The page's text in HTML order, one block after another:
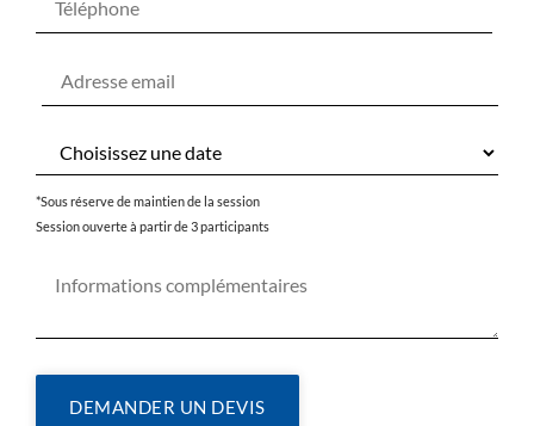
*Sous réserve de maintien de la session
Session ouverte à partir de 3 participants
DEMANDER UN DEVIS